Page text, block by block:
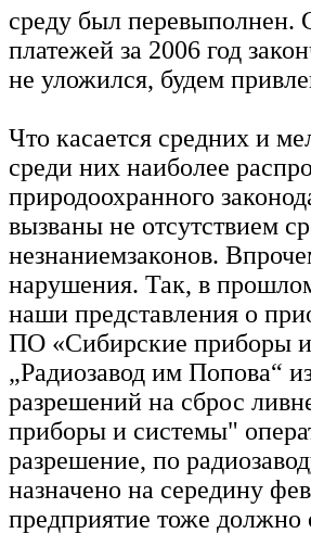
среду был перевыполнен.
платежей за 2006 год
не уложился, будем
Что касается средних и
среди них наиболее
природоохранного
вызваны не отсутствием
незнаниемзаконов.
нарушения. Так, в
наши представления о
ПО «Сибирские
„Радиозавод им Попова“
разрешений на сброс
приборы и системы"
разрешение, по
назначено на середину
предприятие тоже